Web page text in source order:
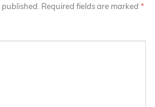
Required fields are marked *